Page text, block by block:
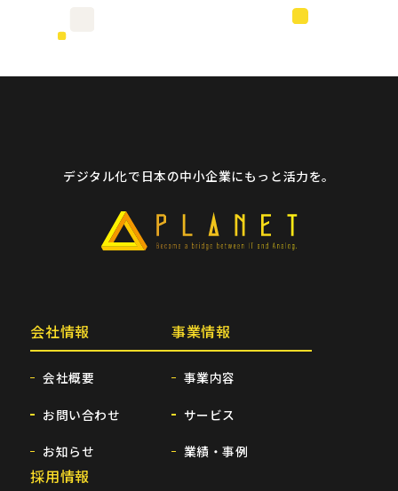
デジタル化で日本の中小企業にもっと活力を。
会社情報
会社概要
お問い合わせ
お知らせ
事業情報
事業内容
サービス
業績・事例
採用情報